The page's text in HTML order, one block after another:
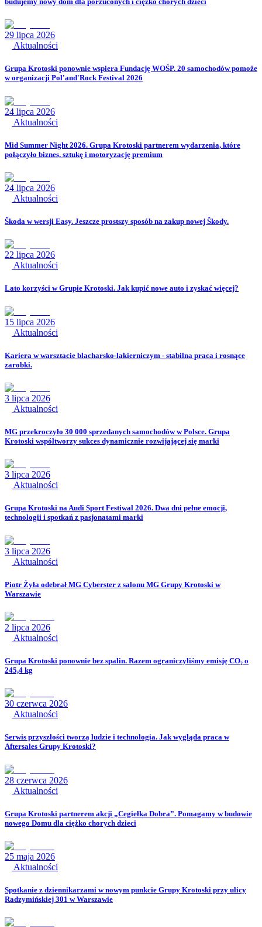
29 lipca 2026
Aktualności
Grupa Krotoski ponownie wspiera Fundację WOŚP. 20 samochodów pomoże
w organizacji Pol'and'Rock Festival 2026
24 lipca 2026
Aktualności
Mid Summer Night 2026. Grupa Krotoski partnerem wydarzenia, które
połączyło biznes, sztukę i motoryzację premium
24 lipca 2026
Aktualności
Škoda w wersji Easy. Jeszcze prostszy sposób na zakup nowej Škody.
22 lipca 2026
Aktualności
Lato korzyści w Grupie Krotoski. Jak kupić nowe auto i zyskać więcej?
15 lipca 2026
Aktualności
Kariera w warsztacie blacharsko-lakierniczym - stabilna praca i rosnące
zarobki.
3 lipca 2026
Aktualności
MG przekroczyło 30 000 sprzedanych samochodów w Polsce. Grupa
Krotoski współtworzy sukces dynamicznie rozwijającej się marki
3 lipca 2026
Aktualności
Grupa Krotoski na Audi Sport Festiwal 2026. Dwa dni pełne emocji,
technologii i spotkań z pasjonatami marki
3 lipca 2026
Aktualności
Piotr Żyła odebrał MG Cyberster z salonu MG Grupy Krotoski w
Warszawie
2 lipca 2026
Aktualności
Grupa Krotoski ponownie bez spalin. Razem ograniczyliśmy emisję CO₂ o
245,4 kg
30 czerwca 2026
Aktualności
Serwis przyszłości tworzą ludzie i technologia. Jak wygląda praca w
Aftersales Grupy Krotoski?
28 czerwca 2026
Aktualności
Grupa Krotoski partnerem akcji „Cegiełka Dobra”. Pomagamy w budowie
nowego Domu dla ciężko chorych dzieci
25 maja 2026
Aktualności
Spotkanie z dziennikarzami w nowym punkcie Grupy Krotoski przy ulicy
Radzymińskiej 301 w Warszawie